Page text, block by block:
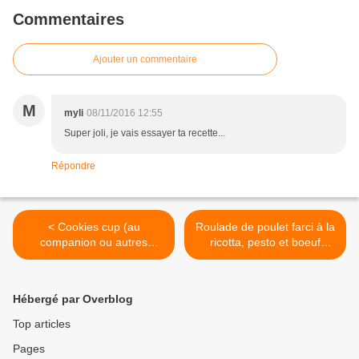
Commentaires
Ajouter un commentaire
M myli 08/11/2016 12:55
Super joli, je vais essayer ta recette...
Répondre
< Cookies cup (au
companion ou autres
robots)
Roulade de poulet farci à la
ricotta, pesto et boeuf
séché (au companion ou
Hébergé par Overblog
Top articles
Pages